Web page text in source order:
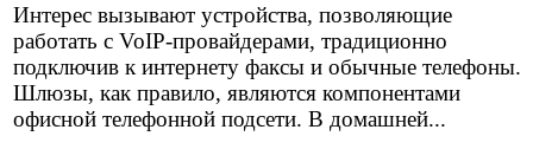
Интерес вызывают устройства, позволяющие
работать с VoIP-провайдерами, традиционно
подключив к интернету факсы и обычные телефоны.
Шлюзы, как правило, являются компонентами
офисной телефонной подсети. В домашней...